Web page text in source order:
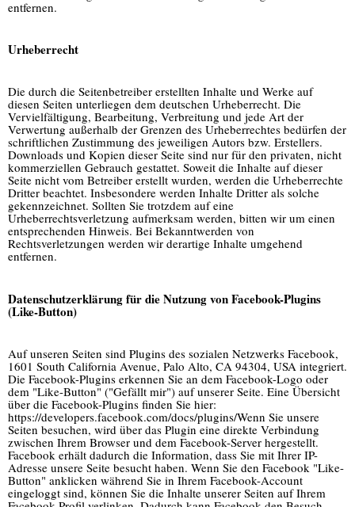
entfernen.
Urheberrecht
Die durch die Seitenbetreiber erstellten Inhalte und Werke auf
diesen Seiten unterliegen dem deutschen Urheberrecht. Die
Vervielfältigung, Bearbeitung, Verbreitung und jede Art der
Verwertung außerhalb der Grenzen des Urheberrechtes bedürfen der
schriftlichen Zustimmung des jeweiligen Autors bzw. Erstellers.
Downloads und Kopien dieser Seite sind nur für den privaten, nicht
kommerziellen Gebrauch gestattet. Soweit die Inhalte auf dieser
Seite nicht vom Betreiber erstellt wurden, werden die Urheberrechte
Dritter beachtet. Insbesondere werden Inhalte Dritter als solche
gekennzeichnet. Sollten Sie trotzdem auf eine
Urheberrechtsverletzung aufmerksam werden, bitten wir um einen
entsprechenden Hinweis. Bei Bekanntwerden von
Rechtsverletzungen werden wir derartige Inhalte umgehend
entfernen.
Datenschutzerklärung für die Nutzung von Facebook-Plugins
(Like-Button)
Auf unseren Seiten sind Plugins des sozialen Netzwerks Facebook,
1601 South California Avenue, Palo Alto, CA 94304, USA integriert.
Die Facebook-Plugins erkennen Sie an dem Facebook-Logo oder
dem "Like-Button" ("Gefällt mir") auf unserer Seite. Eine Übersicht
über die Facebook-Plugins finden Sie hier:
https://developers.facebook.com/docs/plugins/Wenn Sie unsere
Seiten besuchen, wird über das Plugin eine direkte Verbindung
zwischen Ihrem Browser und dem Facebook-Server hergestellt.
Facebook erhält dadurch die Information, dass Sie mit Ihrer IP-
Adresse unsere Seite besucht haben. Wenn Sie den Facebook "Like-
Button" anklicken während Sie in Ihrem Facebook-Account
eingeloggt sind, können Sie die Inhalte unserer Seiten auf Ihrem